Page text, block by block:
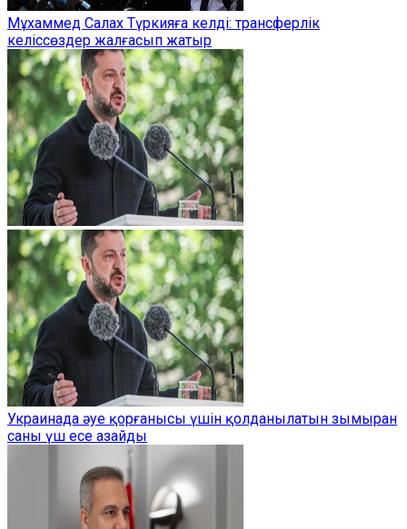
Мұхаммед Салах Түркияға келді: трансферлік
келіссөздер жалғасып жатыр
Украинада әуе қорғанысы үшін қолданылатын зымыран
саны үш есе азайды